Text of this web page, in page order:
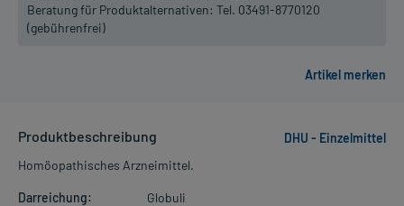
Beratung für Produktalternativen: Tel. 03491-8770120
(gebührenfrei)
Produktbeschreibung
DHU - Einzelmittel
Homöopathisches Arzneimittel.
Darreichung:
Globuli